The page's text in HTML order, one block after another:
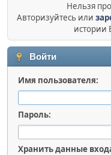
Нельзя
Авторизуйтесь или
Войти
Имя пользователя:
Пароль:
Хранить данные